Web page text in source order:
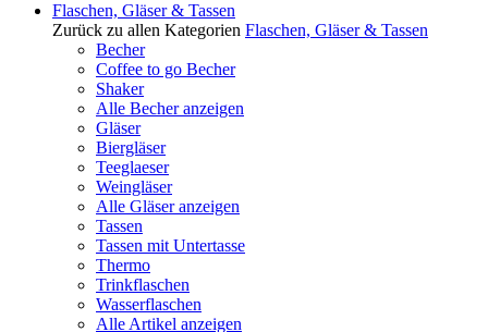
Flaschen, Gläser & Tassen
Zurück zu allen Kategorien Flaschen, Gläser & Tassen
Becher
Coffee to go Becher
Shaker
Alle Becher anzeigen
Gläser
Biergläser
Teeglaeser
Weingläser
Alle Gläser anzeigen
Tassen
Tassen mit Untertasse
Thermo
Trinkflaschen
Wasserflaschen
Alle Artikel anzeigen